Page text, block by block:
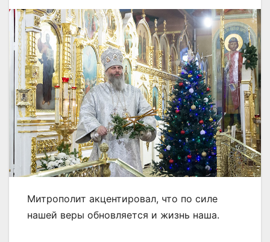
Митрополит акцентировал, что по силе
нашей веры обновляется и жизнь наша.